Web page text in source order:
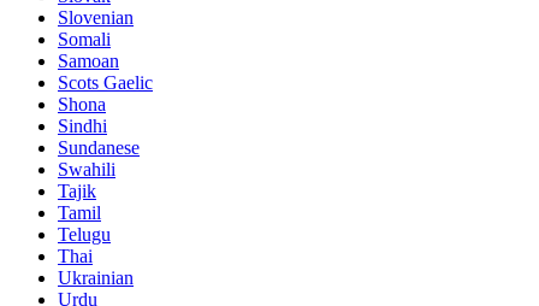
Slovenian
Somali
Samoan
Scots Gaelic
Shona
Sindhi
Sundanese
Swahili
Tajik
Tamil
Telugu
Thai
Ukrainian
Urdu